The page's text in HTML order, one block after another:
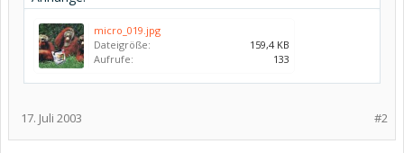
micro_019.jpg
Dateigröße:
159,4 KB
Aufrufe:
133
#2
17. Juli 2003